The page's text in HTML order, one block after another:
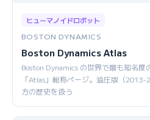
ヒューマノイドロボット
BOSTON DYNAMICS
Boston Dynamics Atlas
Boston Dynamics の世界で最も知名度
「Atlas」総称ページ。油圧版（
方の歴史を扱う